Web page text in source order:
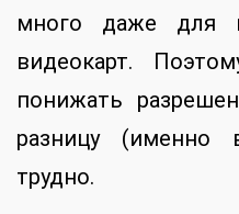
много даже для
видеокарт.
понижать
разницу (именно
трудно.